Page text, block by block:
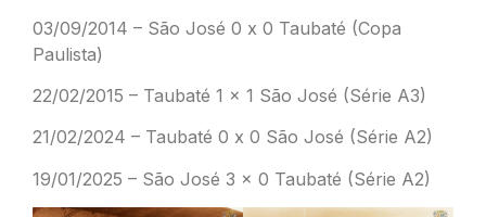
03/09/2014 – São José 0 x 0 Taubaté (Copa
Paulista)
22/02/2015 – Taubaté 1 x 1 São José (Série A3)
21/02/2024 – Taubaté 0 x 0 São José (Série A2)
19/01/2025 – São José 3 x 0 Taubaté (Série A2)